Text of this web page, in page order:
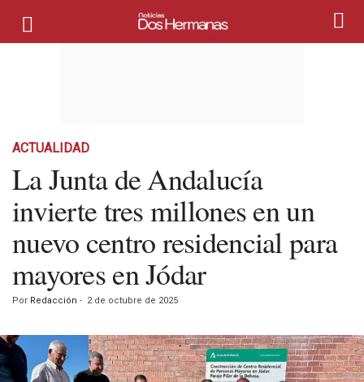
ACTUALIDAD
La Junta de Andalucía
invierte tres millones en un
nuevo centro residencial para
mayores en Jódar
Por Redacción - 2 de octubre de 2025